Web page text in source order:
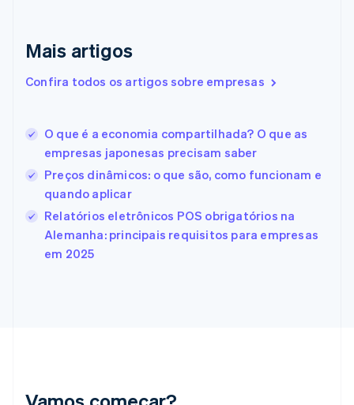
Mais artigos
Confira todos os artigos sobre empresas
O que é a economia compartilhada? O que as
empresas japonesas precisam saber
Preços dinâmicos: o que são, como funcionam e
quando aplicar
Relatórios eletrônicos POS obrigatórios na
Alemanha: principais requisitos para empresas
em 2025
Eslováquia
English
EnglishItaliano
Estados Unidos
EnglishEspañol简体中文
Estônia
English
Finlândia
EnglishSvenska
França
English
Gibraltar